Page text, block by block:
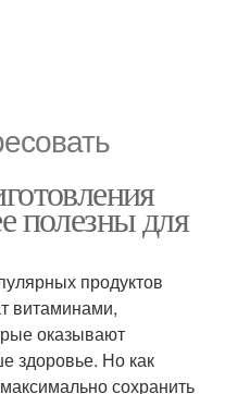
полезны для
продуктов
витаминами,
оказывают
здоровье. Но как
сохранить